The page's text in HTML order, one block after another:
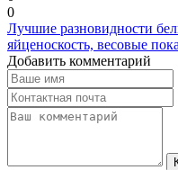
0
Лучшие разновидности
яйценоскость, весовые
Добавить комментарий